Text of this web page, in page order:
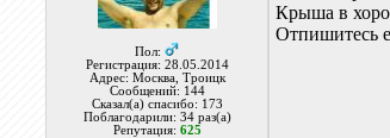
Пол:
Регистрация: 28.05.2014
Адрес: Москва, Троицк
Сообщений: 144
Сказал(а) спасибо: 173
Поблагодарили: 34 раз(а)
Репутация: 625
Крыша в
Отпишитесь